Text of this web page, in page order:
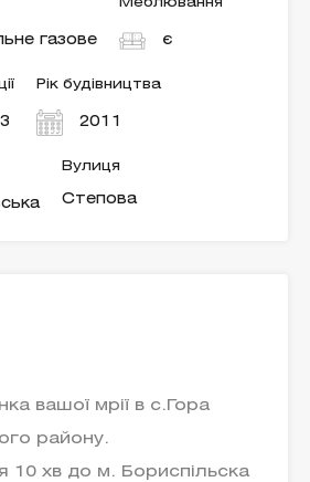
газове
Меблювання
є
Рік будівництва
2011
Вулиця
Степова
вашої мрії в с.Гора
району.
10 хв до м. Бориспільска